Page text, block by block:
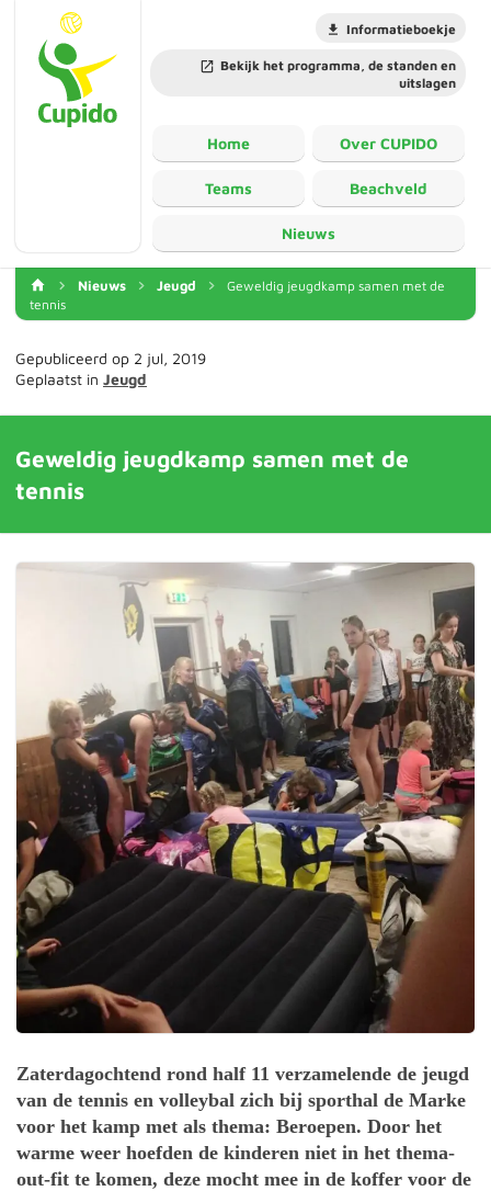
Informatieboekje
Bekijk het programma, de standen en
uitslagen
Home Over CUPIDO
Teams Beachveld
Nieuws
Nieuws Jeugd
Geweldig jeugdkamp samen met de
tennis
Gepubliceerd op 2 jul, 2019
Geplaatst in Jeugd
Geweldig jeugdkamp samen met de
tennis
Zaterdagochtend rond half 11 verzamelende de jeugd
van de tennis en volleybal zich bij sporthal de Marke
voor het kamp met als thema: Beroepen. Door het
warme weer hoefden de kinderen niet in het thema-
out-fit te komen, deze mocht mee in de koffer voor de